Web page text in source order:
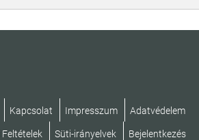
Kapcsolat Impresszum Adatvédelem
Süti-irányelvek Bejelentkezés